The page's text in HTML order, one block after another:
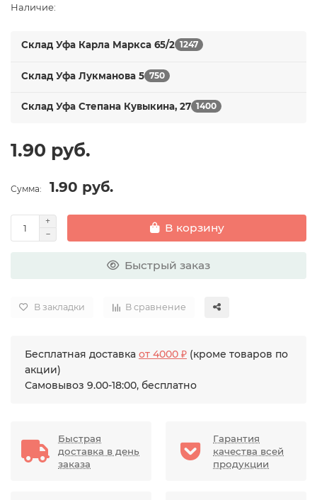
Наличие:
Склад Уфа Карла Маркса 65/2 1247
Склад Уфа Лукманова 5 750
Склад Уфа Степана Кувыкина, 27 1400
1.90 руб.
Сумма: 1.90 руб.
В корзину
Быстрый заказ
В закладки В сравнение
Бесплатная доставка от 4000 ₽ (кроме товаров по
акции)
Самовывоз 9.00-18:00, бесплатно
Быстрая
доставка в день
заказа
Гарантия
качества всей
продукции